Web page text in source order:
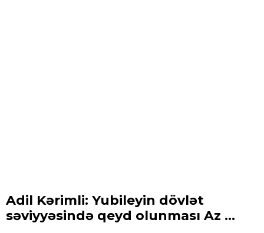
Adil Kərimli: Yubileyin dövlət
səviyyəsində qeyd olunması Az ...